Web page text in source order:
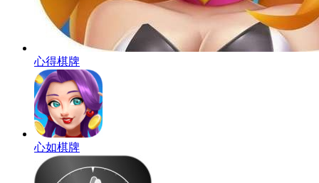
心得棋牌
心如棋牌